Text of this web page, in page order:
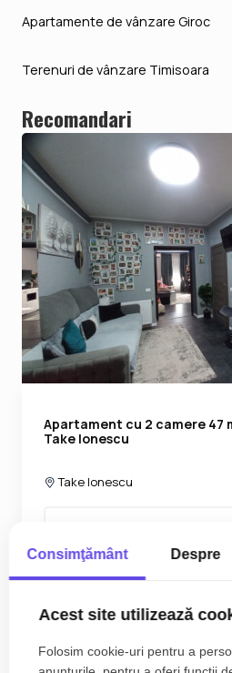
Apartamente de vânzare Giroc
Terenuri de vânzare Timisoara
Recomandari
Apartament cu 2 camere 47
Take Ionescu
Take Ionescu
Consimţământ Despre
Acest site utilizează
Folosim cookie-uri pentru a